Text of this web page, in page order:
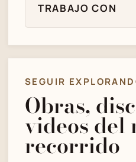
TRABAJO CON
SEGUIR
Obras,
videos del
recorrido